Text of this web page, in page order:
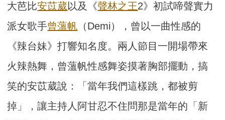
大芭比安苡葳以及《聲林之王2》初試啼聲實力
派女歌手曾薀帆 （Demi），曾以一曲性感的
《辣台妹》打響知名度。兩人節目一開場帶來
火辣熱舞，曾薀帆性感舞姿摸著胸部擺動，搞
笑的安苡葳說：「當年我們這樣跳，都被剪
掉」，讓主持人阿甘忍不住問那是當年的「新